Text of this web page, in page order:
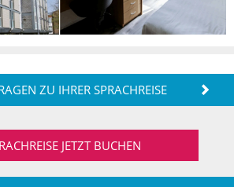
ZU IHRER SPRACHREISE
JETZT BUCHEN